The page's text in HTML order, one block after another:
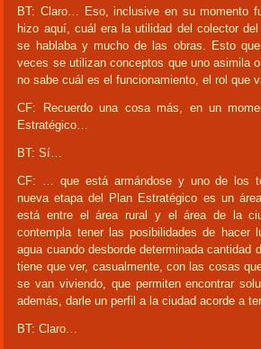
BT: Claro… Eso, inclusive en su momento
hizo aquí, cuál era la utilidad del colector
se hablaba y mucho de las obras. Esto
veces se utilizan conceptos que uno asimila
no sabe cuál es el funcionamiento, el rol que
CF: Recuerdo una cosa más, en un
Estratégico…
BT: Sí…
CF: … que está armándose y uno de los
nueva etapa del Plan Estratégico es un
está entre el área rural y el área de la
contempla tener las posibilidades de hacer
agua cuando desborde determinada cantidad
tiene que ver, casualmente, con las cosas
se van viviendo, que permiten encontrar
además, darle un perfil a la ciudad acorde a
BT: Claro…